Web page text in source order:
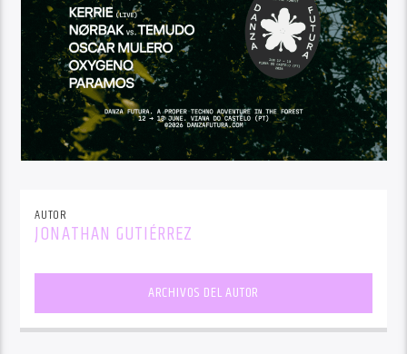
AUTOR
JONATHAN GUTIÉRREZ
ARCHIVOS DEL AUTOR